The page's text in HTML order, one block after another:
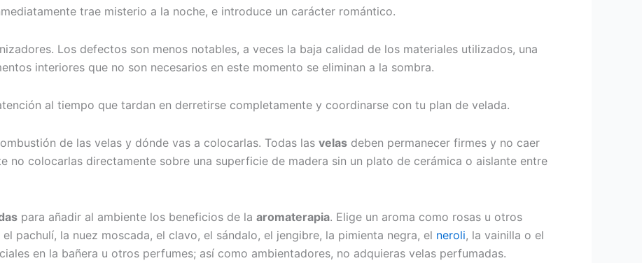
trae misterio a la noche, e introduce un carácter romántico.
Los defectos son menos notables, a veces la baja calidad de los materiales utilizados, una
interiores que no son necesarios en este momento se eliminan a la sombra.
al tiempo que tardan en derretirse completamente y coordinarse con tu plan de velada.
de las velas y dónde vas a colocarlas. Todas las velas deben permanecer firmes y no caer
no colocarlas directamente sobre una superficie de madera sin un plato de cerámica o aislante entre
para añadir al ambiente los beneficios de la aromaterapia. Elige un aroma como rosas u otros
pachulí, la nuez moscada, el clavo, el sándalo, el jengibre, la pimienta negra, el neroli, la vainilla o el
en la bañera u otros perfumes; así como ambientadores, no adquieras velas perfumadas.